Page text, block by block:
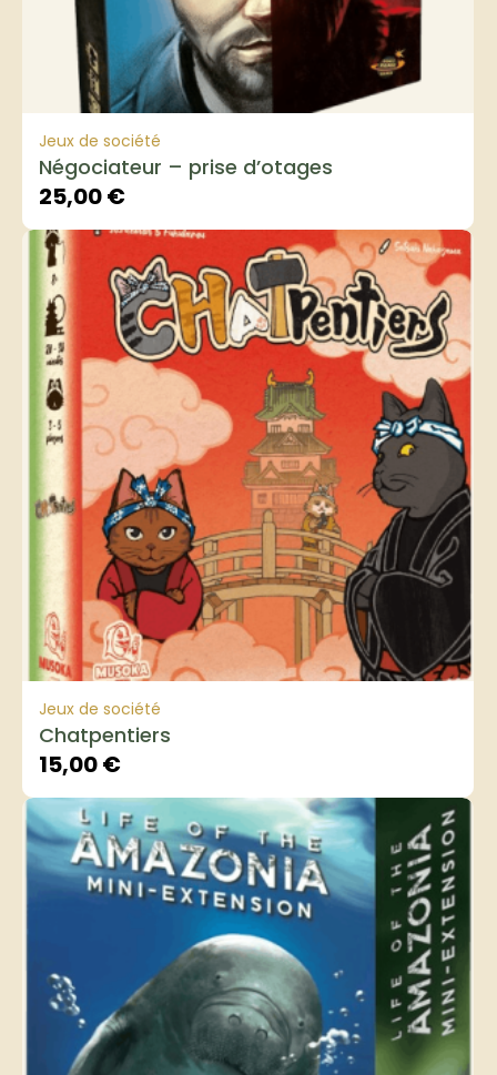
Jeux de société
Négociateur – prise d’otages
25,00€
Jeux de société
Chatpentiers
15,00€